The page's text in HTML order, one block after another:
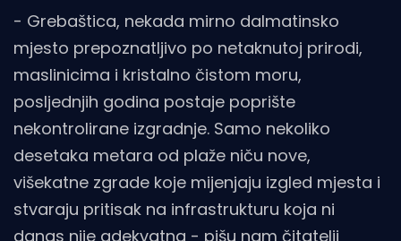
- Grebaštica, nekada mirno dalmatinsko
mjesto prepoznatljivo po netaknutoj prirodi,
maslinicima i kristalno čistom moru,
posljednjih godina postaje poprište
nekontrolirane izgradnje. Samo nekoliko
desetaka metara od plaže niču nove,
višekatne zgrade koje mijenjaju izgled mjesta i
stvaraju pritisak na infrastrukturu koja ni
danas nije adekvatna - pišu nam čitatelji